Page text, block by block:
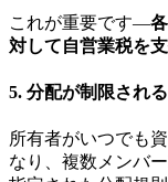
これが重要です—
対して自営業税を
5. 分配が制限される
所有者がいつでも
なり、複数メンバ